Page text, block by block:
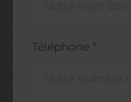
Téléphone *